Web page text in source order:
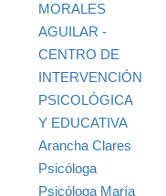
MORALES
AGUILAR -
CENTRO DE
INTERVENCIÓN
PSICOLÓGICA
Y EDUCATIVA
Arancha Clares
Psicóloga
Psicóloga María